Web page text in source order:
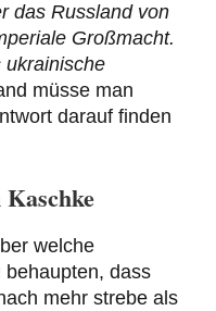
das Russland von
Großmacht.
ukrainische
müsse man
darauf finden
welche
behaupten, dass
mehr strebe als